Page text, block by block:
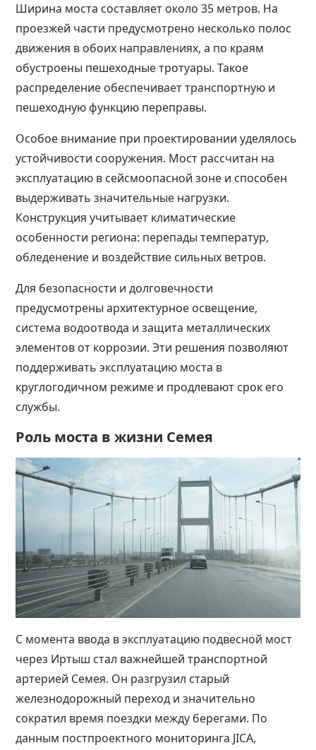
Ширина моста составляет около 35 метров. На
проезжей части предусмотрено несколько полос
движения в обоих направлениях, а по краям
обустроены пешеходные тротуары. Такое
распределение обеспечивает транспортную и
пешеходную функцию переправы.
Особое внимание при проектировании уделялось
устойчивости сооружения. Мост рассчитан на
эксплуатацию в сейсмоопасной зоне и способен
выдерживать значительные нагрузки.
Конструкция учитывает климатические
особенности региона: перепады температур,
обледенение и воздействие сильных ветров.
Для безопасности и долговечности
предусмотрены архитектурное освещение,
система водоотвода и защита металлических
элементов от коррозии. Эти решения позволяют
поддерживать эксплуатацию моста в
круглогодичном режиме и продлевают срок его
службы.
Роль моста в жизни Семея
С момента ввода в эксплуатацию подвесной мост
через Иртыш стал важнейшей транспортной
артерией Семея. Он разгрузил старый
железнодорожный переход и значительно
сократил время поездки между берегами. По
данным постпроектного мониторинга JICA,